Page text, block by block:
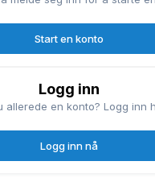
Start en konto
Logg inn
allerede en konto? Logg inn
Logg inn nå